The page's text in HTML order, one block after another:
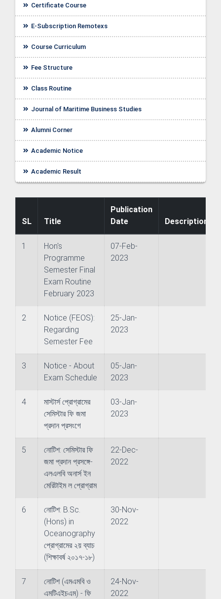
Academies/Institutes
and Evaluation Centre
& Evaluation
Co-operation & Exchange
Certificate Course
E-Subscription Remotexs
Course Curriculum
Fee Structure
Class Routine
Journal of Maritime Business Studies
Alumni Corner
Academic Notice
Academic Result
SL Title
Publication
Date
Description
1
Hon's
Programme
Semester Final
Exam Routine
February 2023
07-Feb-
2023
2
Notice (FEOS):
Regarding
Semester Fee
25-Jan-
2023
3
Notice - About
Exam Schedule
05-Jan-
2023
4
মাস্টার্স প্রোগ্রামের
সেমিস্টার ফি জমা
প্রদান প্রসংগে
03-Jan-
2023
5
নোটিশ: সেমিস্টার ফি
জমা প্রদান প্রসঙ্গে-
এলএলবি অনার্স ইন
মেরিটাইম ল প্রোগ্রাম
22-Dec-
2022
6
নোটিশ: B.Sc.
(Hons) in
Oceanography
প্রোগ্রামের ২য় ব্যাচ
(শিক্ষাবর্ষ ২০১৭-১৮)
30-Nov-
2022
7
নোটিশ (এমএমবি ও
এমটিএইচএম) - ফি
24-Nov-
2022